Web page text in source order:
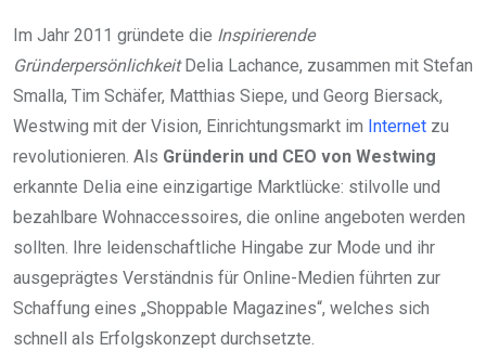
Im Jahr 2011 gründete die Inspirierende
GründerpersönlichkeitDelia Lachance, zusammen mit Stefan
Smalla, Tim Schäfer, Matthias Siepe, und Georg Biersack,
Westwing mit der Vision, Einrichtungsmarkt im Internet zu
revolutionieren. Als Gründerin und CEO von Westwing
erkannte Delia eine einzigartige Marktlücke: stilvolle und
bezahlbare Wohnaccessoires, die online angeboten werden
sollten. Ihre leidenschaftliche Hingabe zur Mode und ihr
ausgeprägtes Verständnis für Online-Medien führten zur
Schaffung eines „Shoppable Magazines“, welches sich
schnell als Erfolgskonzept durchsetzte.